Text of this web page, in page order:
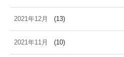
2021年12月 (13)
2021年11月 (10)